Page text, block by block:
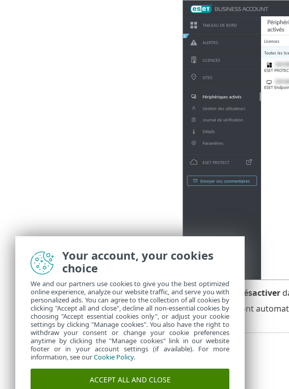
2. Cliquez sur Désactiver
Les appareils seront
Your account, your cookies
choice
We and our partners use cookies to give you the best optimized
online experience, analyze our website traffic, and serve you with
personalized ads. You can agree to the collection of all cookies by
clicking "Accept all and close", decline all non-essential cookies by
choosing "Accept essential cookies only", or adjust your cookie
settings by clicking "Manage cookies". You also have the right to
withdraw your consent or change your cookie preferences
anytime by clicking the "Manage cookies" link in our website
footer or in your account settings (if available). For more
information, see ourCookie Policy.
ACCEPT ALL AND CLOSE